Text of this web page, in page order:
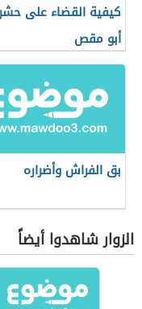
كيفية القضاء على
أبو مقص
بق الفراش وأضراره
الزوار شاهدوا أيضاً